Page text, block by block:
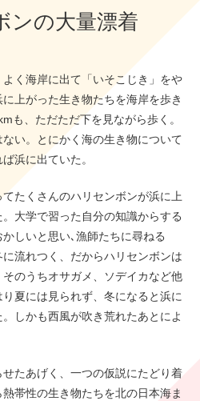
ンの大量漂着
く海岸に出て「いそこじき」をや
上がった生き物たちを海岸を歩き
も、ただただ下を見ながら歩く。
い。とにかく海の生き物について
浜に出ていた。
たくさんのハリセンボンが浜に上
大学で習った自分の知識からする
しいと思い､漁師たちに尋ねる
流れつく、だからハリセンボンは
のうちオサガメ、ソデイカなど他
夏には見られず、冬になると浜に
しかも西風が吹き荒れたあとによ
たあげく、一つの仮説にたどり着
帯性の生き物たちを北の日本海ま